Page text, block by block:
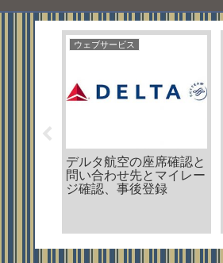
メゾンネットのセー
南海バスの路
賃、乗り方、